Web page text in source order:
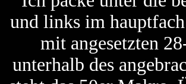
und links im
mit angesetzten
unterhalb des